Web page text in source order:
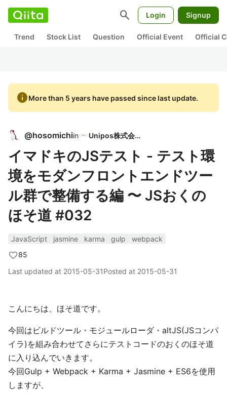
search Login Signup
Trend Stock List Question Official Event Official
infoMore than 5 years have passed since last update.
@hosomichiin Unipos株式会社
イマドキのJSテスト - テスト環
境をモダンフロントエンドツー
ル群で整備する編 〜 JSおくの
ほそ道 #032
JavaScript jasmine karma gulp
webpack
85
Last updated at 2015-05-31Posted at 2015-05-31
こんにちは、ほそ道です。
今回はビルドツール・モジュールローダ・altJS(JSコンパ
イラ)を組み合わせてさらにテストコードのおくのほそ道
に入り込んでいきます。
今回Gulp + Webpack + Karma + Jasmine + ES6を使用
しますが、